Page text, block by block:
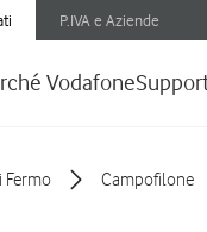
P.IVA e Aziende
Vodafone
Fermo Campofilone